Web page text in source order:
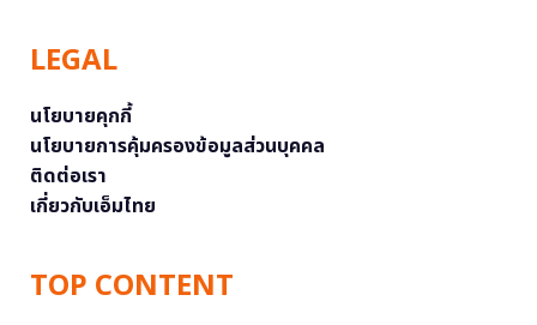
LEGAL
นโยบายคุกกี้
นโยบายการคุ้มครองข้อมูลส่วนบุคคล
ติดต่อเรา
เกี่ยวกับเอ็มไทย
TOP CONTENT